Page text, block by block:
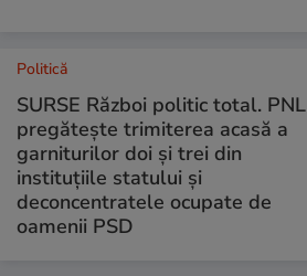
Politică
SURSE Război politic total. PNL
pregătește trimiterea acasă a
garniturilor doi și trei din
instituțiile statului și
deconcentratele ocupate de
oamenii PSD